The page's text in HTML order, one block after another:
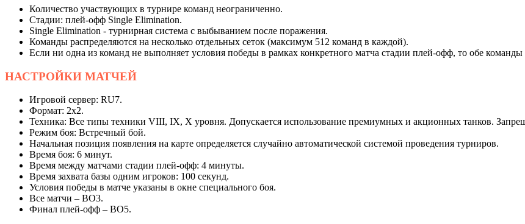
Количество участвующих в турнире команд неограниченно.
Стадии: плей-офф Single Elimination.
Single Elimination - турнирная система с выбыванием после поражения.
Команды распределяются на несколько отдельных сеток (максимум 512 команд в каждой).
Если ни одна из команд не выполняет условия победы в рамках конкретного матча стадии плей-офф, то обе
НАСТРОЙКИ МАТЧЕЙ
Игровой сервер: RU7.
Формат: 2х2.
Техника: Все типы техники VIII, IX, X уровня. Допускается использование премиумных и акционных танков.
Режим боя: Встречный бой.
Начальная позиция появления на карте определяется случайно автоматической системой проведения турниров.
Время боя: 6 минут.
Время между матчами стадии плей-офф: 4 минуты.
Время захвата базы одним игроков: 100 секунд.
Условия победы в матче указаны в окне специального боя.
Все матчи – BO3.
Финал плей-офф – BO5.